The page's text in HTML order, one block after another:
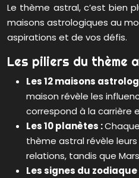
Le thème astral, c’est bien
maisons astrologiques au
aspirations et de vos défis.
Les piliers du thème
Les 12 maisons
maison révèle les
correspond à la carrière
Les 10 planètes :
thème astral révèle
relations, tandis que
Les signes du zodiaque